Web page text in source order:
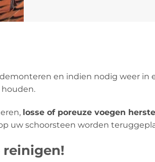
en indien nodig weer in
losse of poreuze voegen
uw schoorsteen worden
reinigen!